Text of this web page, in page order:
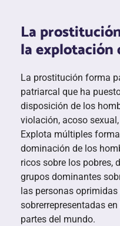
La
la explotación
La prostitución forma
patriarcal que ha
disposición de los
violación, acoso sexual,
Explota múltiples
dominación de los
ricos sobre los pobres,
grupos dominantes
las personas
sobrerrepresentadas
partes del mundo.